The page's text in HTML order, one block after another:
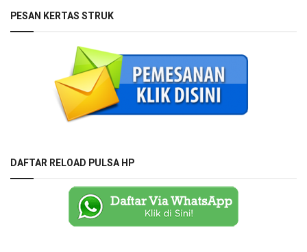
PESAN KERTAS STRUK
DAFTAR RELOAD PULSA HP